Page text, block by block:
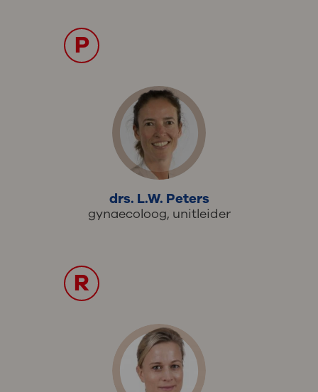
P
drs. L.W. Peters
gynaecoloog, unitleider
R